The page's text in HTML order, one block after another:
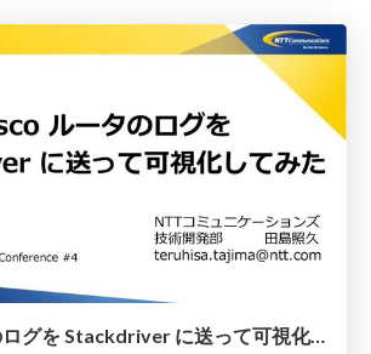
Cisco ルータのログを Stackdriver に送って可視化してみた